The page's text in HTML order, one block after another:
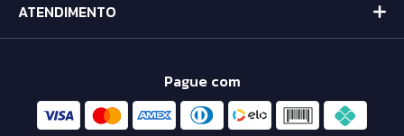
ATENDIMENTO
Pague com